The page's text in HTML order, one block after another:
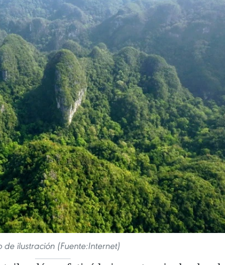
de ilustración (Fuente:Internet)